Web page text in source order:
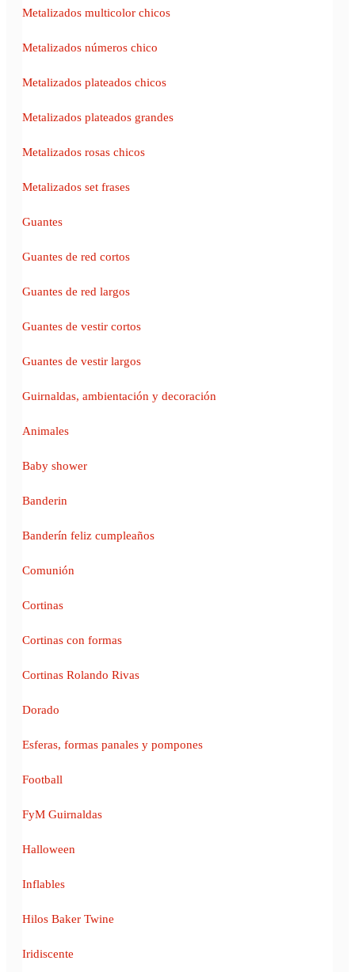
Metalizados multicolor chicos
Metalizados números chico
Metalizados plateados chicos
Metalizados plateados grandes
Metalizados rosas chicos
Metalizados set frases
Guantes
Guantes de red cortos
Guantes de red largos
Guantes de vestir cortos
Guantes de vestir largos
Guirnaldas, ambientación y decoración
Animales
Baby shower
Banderin
Banderín feliz cumpleaños
Comunión
Cortinas
Cortinas con formas
Cortinas Rolando Rivas
Dorado
Esferas, formas panales y pompones
Football
FyM Guirnaldas
Halloween
Inflables
Hilos Baker Twine
Iridiscente